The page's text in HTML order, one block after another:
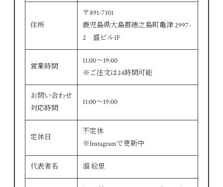
住所
〒891-7101
鹿児島県大島郡徳之島町亀津 2997-
2 盛ビル1F
営業時間
11:00～19:00
※ご注文は24時間可能
お問い合わせ
対応時間
11:00～19:00
定休日
不定休
※Instagramで更新中
代表者名 溜 絵里